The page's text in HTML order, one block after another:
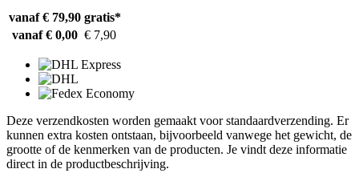
vanaf € 79,90 gratis*
vanaf € 0,00 € 7,90
Deze verzendkosten worden gemaakt voor standaardverzending. Er
kunnen extra kosten ontstaan, bijvoorbeeld vanwege het gewicht, de
grootte of de kenmerken van de producten. Je vindt deze informatie
direct in de productbeschrijving.